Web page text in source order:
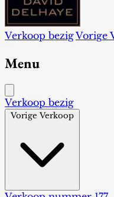
Verkoop bezigVorige
Menu
Verkoop bezig
Vorige Verkoop